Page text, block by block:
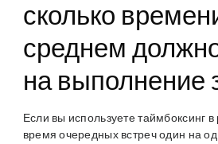
сколько
среднем
на выполнение
Если вы используете таймбоксинг
время очередных встреч один на